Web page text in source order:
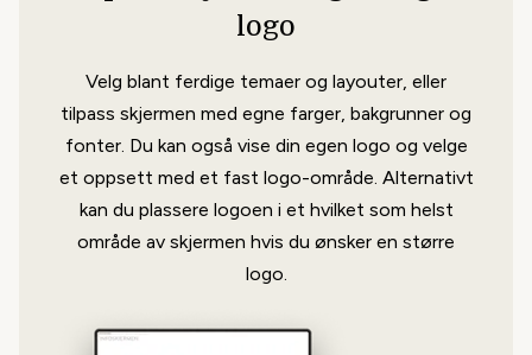
Tidteller
Engasjeredne oppslag som teller ned
logo
Velg blant ferdige temaer og layouter, eller
tilpass skjermen med egne farger, bakgrunner og
fonter. Du kan også vise din egen logo og velge
et oppsett med et fast logo-område. Alternativt
kan du plassere logoen i et hvilket som helst
område av skjermen hvis du ønsker en større
logo.